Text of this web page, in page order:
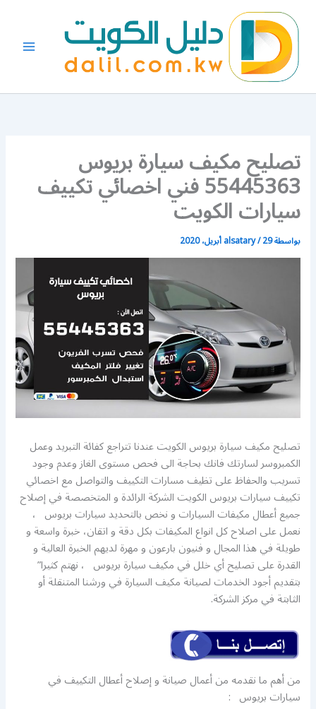
المحتوى
تصليح مكيف سيارة بريوس
55445363 فني اخصائي تكييف
سيارات الكويت
بواسطة alsatary/29 أبريل، 2020
تصليح مكيف سيارة بريوس الكويت عندنا تتراجع كفائة التبريد وعمل
الكمبروسر لسارتك فانك بحاجة الى فحص مستوى الغاز وعدم وجود
تسريب والحفاظ على تظيف مسارات التكييف والتواصل مع اخصائي
تكييف سيارات بريوس الكويت الشركة الرائدة و المتخصصة في إصلاح
جميع أعطال مكيفات السيارات و نخص بالتحديد سيارات بريوس ،
نعمل على اصلاح كل انواع المكيفات بكل دقة و اتقان، خبرة واسعة و
طويلة في هذا المجال و فنيون بارعون و مهرة لديهم الخبرة العالية و
القدرة على تصليح أي خلل في مكيف سيارة بريوس ، نهتم كثيرا”
بتقديم أجود الخدمات لصيانة مكيف السيارة في ورشنا المتنقلة أو
الثابتة في مركز الشركة.
من أهم ما نقدمه من أعمال صيانة و إصلاح أعطال التكييف في
سيارات بريوس :